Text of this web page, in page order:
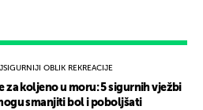
OBLIK REKREACIJE
za koljeno u moru: 5 sigurnih vježbi
smanjiti bol i poboljšati